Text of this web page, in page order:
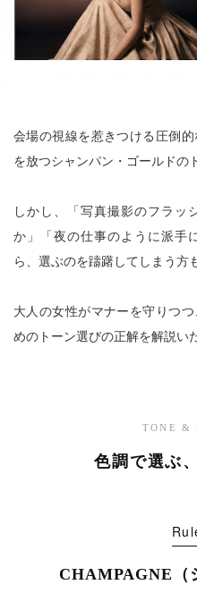
会場の視線を惹きつける圧倒
を放つシャンパン・ゴールドの
しかし、「写真撮影のフラッ
か」「夜の仕事のように派手
ら、選ぶのを躊躇してしまう方
大人の女性がマナーを守りつ
めのトーン選びの正解を解説い
TONE &
色調で選ぶ
CHAMPAGNE（